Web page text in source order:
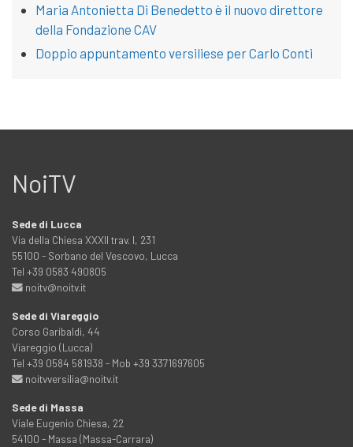
Maria Antonietta Di Benedetto è il nuovo direttore
della Fondazione CAV
Doppio appuntamento versiliese per Carlo Conti
NoiTV
Sede di Lucca
Via della Chiesa XXXII trav. I, 231
55100 - Sorbano del Vescovo, Lucca
Tel +39 0583 490805
noitv@noitv.it
Sede di Viareggio
Corso Garibaldi, 44
Viareggio (Lucca)
Tel +39 0584 581938 - Mob +39 3371697605
noitvversilia@noitv.it
Sede di Massa
Viale Eugenio Chiesa, 22
54100 - Massa (Massa-Carrara)